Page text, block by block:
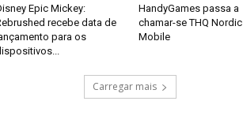
Epic Mickey:
recebe data de
para os
HandyGames passa a
chamar-se THQ Nordic
Mobile
Carregar mais